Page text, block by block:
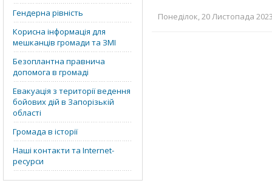
Гендерна рівність
Корисна інформація для
мешканців громади та ЗМІ
Безоплантна правнича
допомога в громаді
Евакуація з території ведення
бойових дій в Запорізькій
області
Громада в історії
Наші контакти та Internet-
ресурси
Понеділок, 20 Листопада